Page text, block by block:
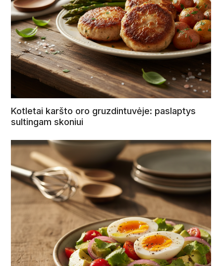
Kotletai karšto oro gruzdintuvėje: paslaptys
sultingam skoniui